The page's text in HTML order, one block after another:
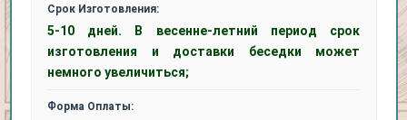
Срок Изготовления:
5-10 дней. В весенне-летний период срок
изготовления и доставки беседки может
немного увеличиться;
Форма Оплаты: